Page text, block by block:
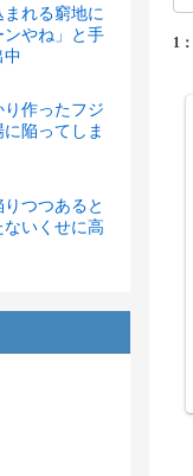
れる窮地に
ンやね」と手
中
作ったフジ
陥ってしま
つつあると
いくせに高
1：